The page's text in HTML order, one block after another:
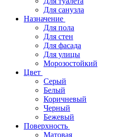
Для санузла
Назначение
Для пола
Для стен
Для фасада
Для улицы
Морозостойкий
Цвет
Серый
Белый
Коричневый
Черный
Бежевый
Поверхность
Матовая